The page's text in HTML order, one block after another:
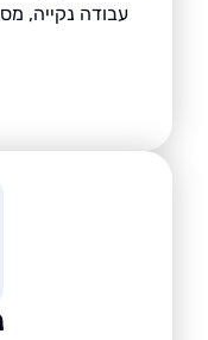
עבודה נקייה, מסודרת